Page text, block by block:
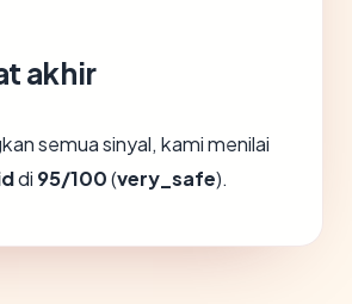
akhir
semua sinyal, kami menilai
di 95/100(very_safe).